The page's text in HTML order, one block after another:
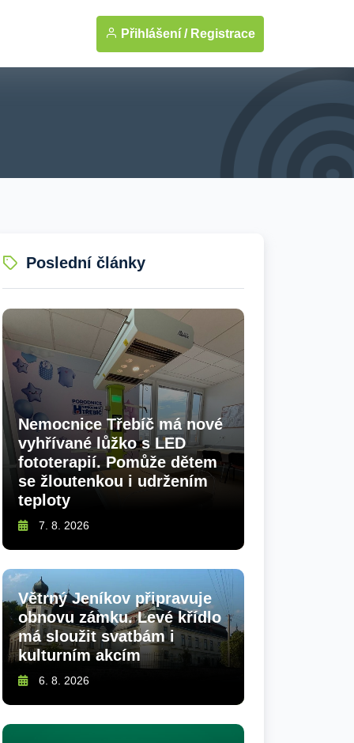
Přihlášení / Registrace
Poslední články
Nemocnice Třebíč má nové
vyhřívané lůžko s LED
fototerapií. Pomůže dětem
se žloutenkou i udržením
teploty
7. 8. 2026
Větrný Jeníkov připravuje
obnovu zámku. Levé křídlo
má sloužit svatbám i
kulturním akcím
6. 8. 2026